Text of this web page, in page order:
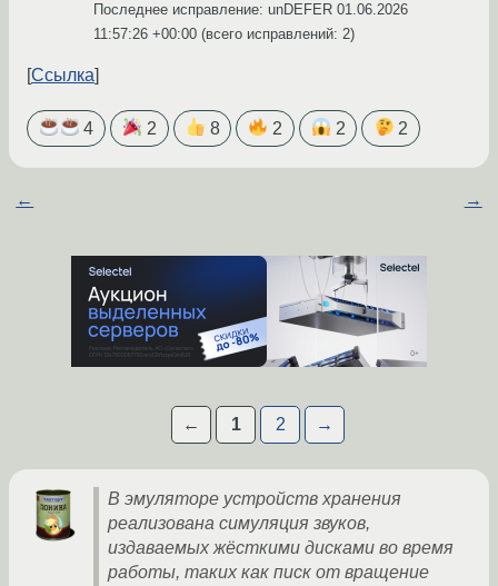
Последнее исправление: unDEFER 01.06.2026
11:57:26 +00:00 (всего исправлений: 2)
Ссылка
4 2 8 2 2 2
← →
← 1 2 →
В эмуляторе устройств хранения
реализована симуляция звуков,
издаваемых жёсткими дисками во время
работы, таких как писк от вращение